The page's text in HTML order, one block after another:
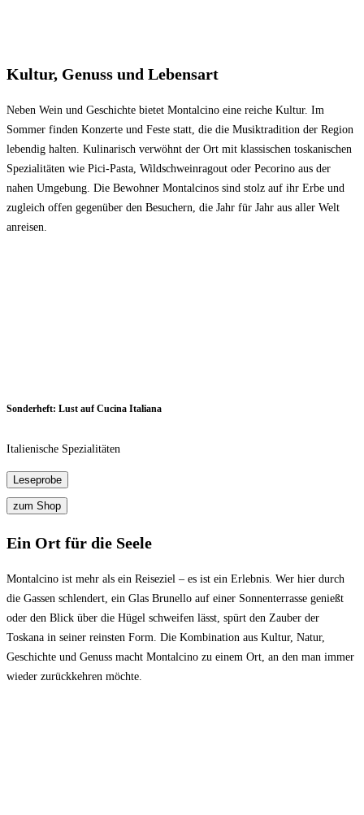
Kultur, Genuss und Lebensart
Neben Wein und Geschichte bietet Montalcino eine reiche Kultur. Im
Sommer finden Konzerte und Feste statt, die die Musiktradition der Region
lebendig halten. Kulinarisch verwöhnt der Ort mit klassischen toskanischen
Spezialitäten wie Pici-Pasta, Wildschweinragout oder Pecorino aus der
nahen Umgebung. Die Bewohner Montalcinos sind stolz auf ihr Erbe und
zugleich offen gegenüber den Besuchern, die Jahr für Jahr aus aller Welt
anreisen.
Sonderheft: Lust auf Cucina Italiana
Italienische Spezialitäten
Ein Ort für die Seele
Montalcino ist mehr als ein Reiseziel – es ist ein Erlebnis. Wer hier durch
die Gassen schlendert, ein Glas Brunello auf einer Sonnenterrasse genießt
oder den Blick über die Hügel schweifen lässt, spürt den Zauber der
Toskana in seiner reinsten Form. Die Kombination aus Kultur, Natur,
Geschichte und Genuss macht Montalcino zu einem Ort, an den man immer
wieder zurückkehren möchte.